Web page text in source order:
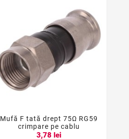
  
Mufă F tată drept 75Ω RG59
crimpare pe cablu
3,78 lei